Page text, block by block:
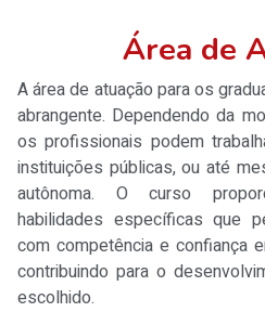
Área de
A área de atuação para os
abrangente. Dependendo da
os profissionais podem
instituições públicas, ou até
autônoma. O curso
habilidades específicas que
com competência e confiança
contribuindo para o
escolhido.